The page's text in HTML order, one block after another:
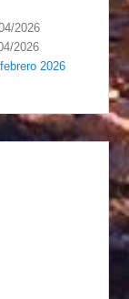
2026
2026
2026